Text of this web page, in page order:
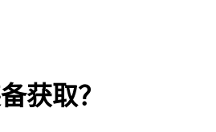
获取？